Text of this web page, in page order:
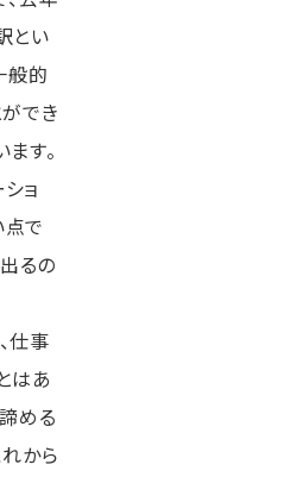
とい
般的
でき
す。
ョ
で
るの
仕事
はあ
める
から